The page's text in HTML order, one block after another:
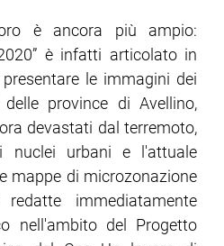
è ancora più ampio:
è infatti articolato in
le immagini dei
province di Avellino,
devastati dal terremoto,
nuclei urbani e l'attuale
mappe di microzonazione
immediatamente
nell'ambito del Progetto